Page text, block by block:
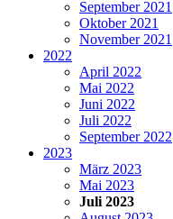
September 2021
Oktober 2021
November 2021
2022
April 2022
Mai 2022
Juni 2022
Juli 2022
September 2022
2023
März 2023
Mai 2023
Juli 2023